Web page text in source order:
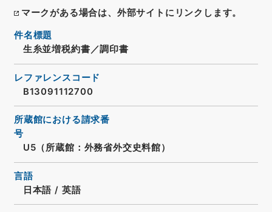
マークがある場合は、外部サイトにリンクします。
件名標題
生糸並増税約書／調印書
レファレンスコード
B13091112700
所蔵館における請求番
号
U5（所蔵館：外務省外交史料館）
言語
日本語 / 英語